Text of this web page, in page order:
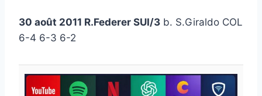
30 août 2011 R.Federer SUI/3 b. S.Giraldo COL
6-4 6-3 6-2